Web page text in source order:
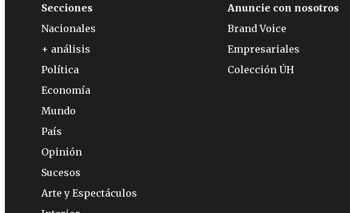
Secciones
Nacionales
+ análisis
Política
Economía
Mundo
País
Opinión
Sucesos
Arte y Espectáculos
Anuncie con nosotros
Brand Voice
Empresariales
Colección ÚH